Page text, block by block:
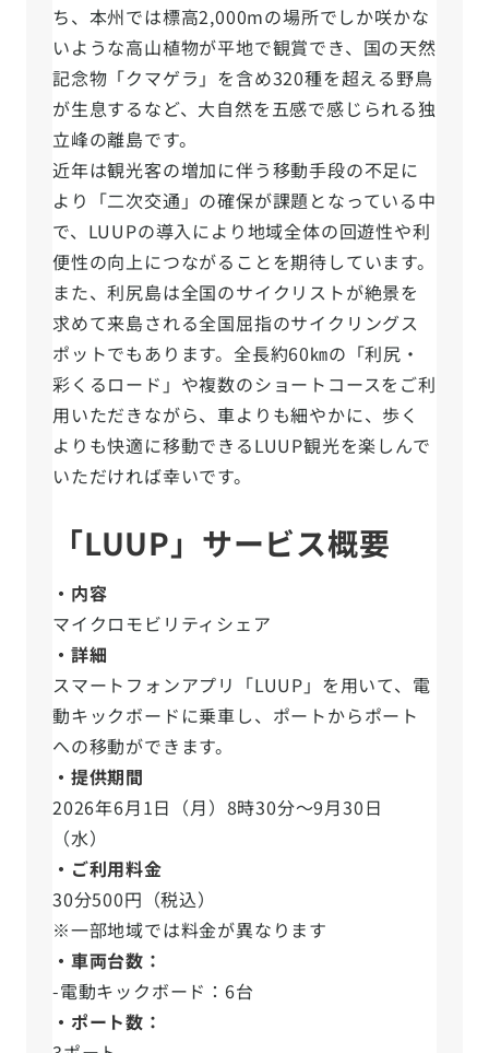
ち、本州では標高2,000mの場所でしか咲かな
いような高山植物が平地で観賞でき、国の天然
記念物「クマゲラ」を含め320種を超える野鳥
が生息するなど、大自然を五感で感じられる独
立峰の離島です。
近年は観光客の増加に伴う移動手段の不足に
より「二次交通」の確保が課題となっている中
で、LUUPの導入により地域全体の回遊性や利
便性の向上につながることを期待しています。
また、利尻島は全国のサイクリストが絶景を
求めて来島される全国屈指のサイクリングス
ポットでもあります。全長約60㎞の「利尻・
彩くるロード」や複数のショートコースをご利
用いただきながら、車よりも細やかに、歩く
よりも快適に移動できるLUUP観光を楽しんで
いただければ幸いです。
「LUUP」サービス概要
・内容
マイクロモビリティシェア
・詳細
スマートフォンアプリ「LUUP」を用いて、電
動キックボードに乗車し、ポートからポート
への移動ができます。
・提供期間
2026年6月1日（月）8時30分～9月30日
（水）
・ご利用料金
30分500円（税込）
※一部地域では料金が異なります
・車両台数：
-電動キックボード：6台
・ポート数：